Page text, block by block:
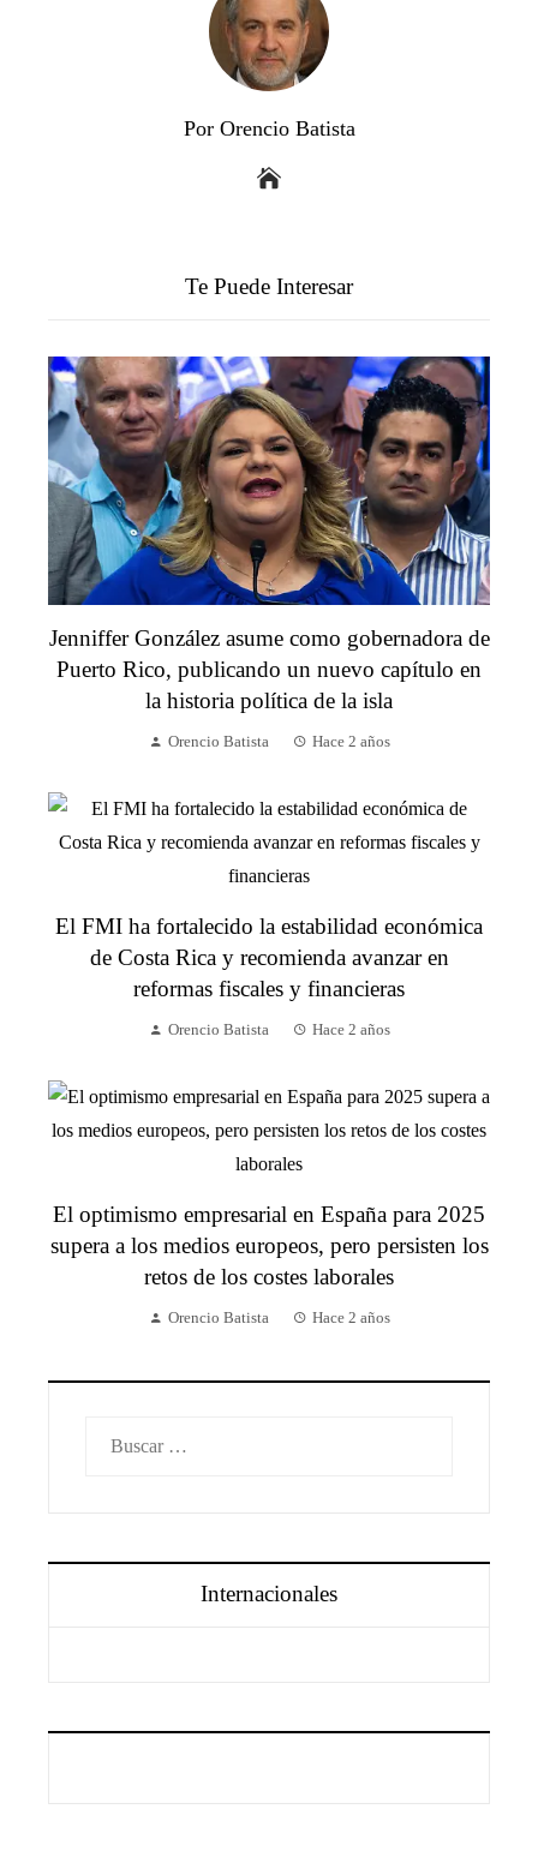
Por Orencio Batista
Te Puede Interesar
Jenniffer González asume como gobernadora de
Puerto Rico, publicando un nuevo capítulo en
la historia política de la isla
Orencio Batista Hace 2 años
El FMI ha fortalecido la estabilidad económica
de Costa Rica y recomienda avanzar en
reformas fiscales y financieras
Orencio Batista Hace 2 años
El optimismo empresarial en España para 2025
supera a los medios europeos, pero persisten los
retos de los costes laborales
Orencio Batista Hace 2 años
Internacionales